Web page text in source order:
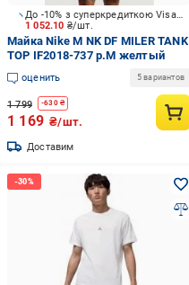
1 052.10 ₴/шт.
До -10% з суперкредиткою Visa Вигода
Майка Nike M NK DF MILER TANK
TOP IF2018-737 р.M желтый
оценить 5 вариантов
1 799 -630₴
1 169 ₴/шт.
Доставим